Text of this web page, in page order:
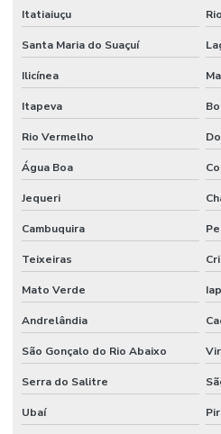
Revestimentos Epóxi De Alta
Serviço Confiável De Juntas De
Serviço De Impermeabilização
Serviço De Impermeabilização Em
Serviço De Juntas De Dilatação
Serviço De Lapidação De Pisos
Serviço De Lapidação Em São Paulo
Serviço De Pintura De Faixas De
Serviço De Pintura Poliuretano
Serviço De Pintura Poliuretano
Técnicas De Tratamento De Juntas De
Itatiaiuçu
Santa Maria do Suaçuí
Ilicínea
Itapeva
Rio Vermelho
Água Boa
Jequeri
Cambuquira
Teixeiras
Mato Verde
Andrelândia
São Gonçalo do Rio Abaixo
Serra do Salitre
Ubaí